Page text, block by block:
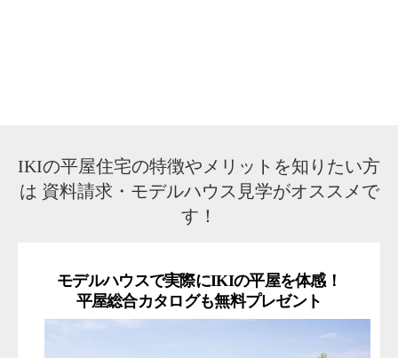
IKIの平屋住宅の特徴やメリットを知りたい方
は 資料請求・モデルハウス見学がオススメで
す！
モデルハウスで実際にIKIの平屋を体感！
平屋総合カタログも無料プレゼント